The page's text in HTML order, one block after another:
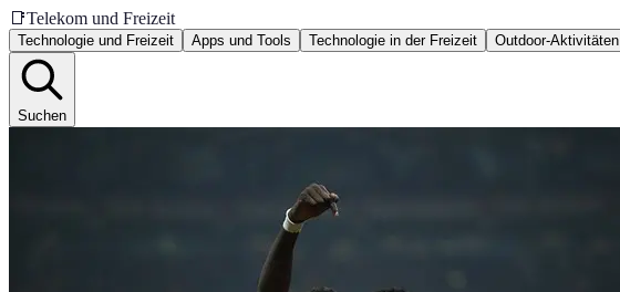
📑Telekom und Freizeit
Technologie und Freizeit Apps und Tools Technologie in der Freizeit Outdoor-Aktivitäten
Suchen